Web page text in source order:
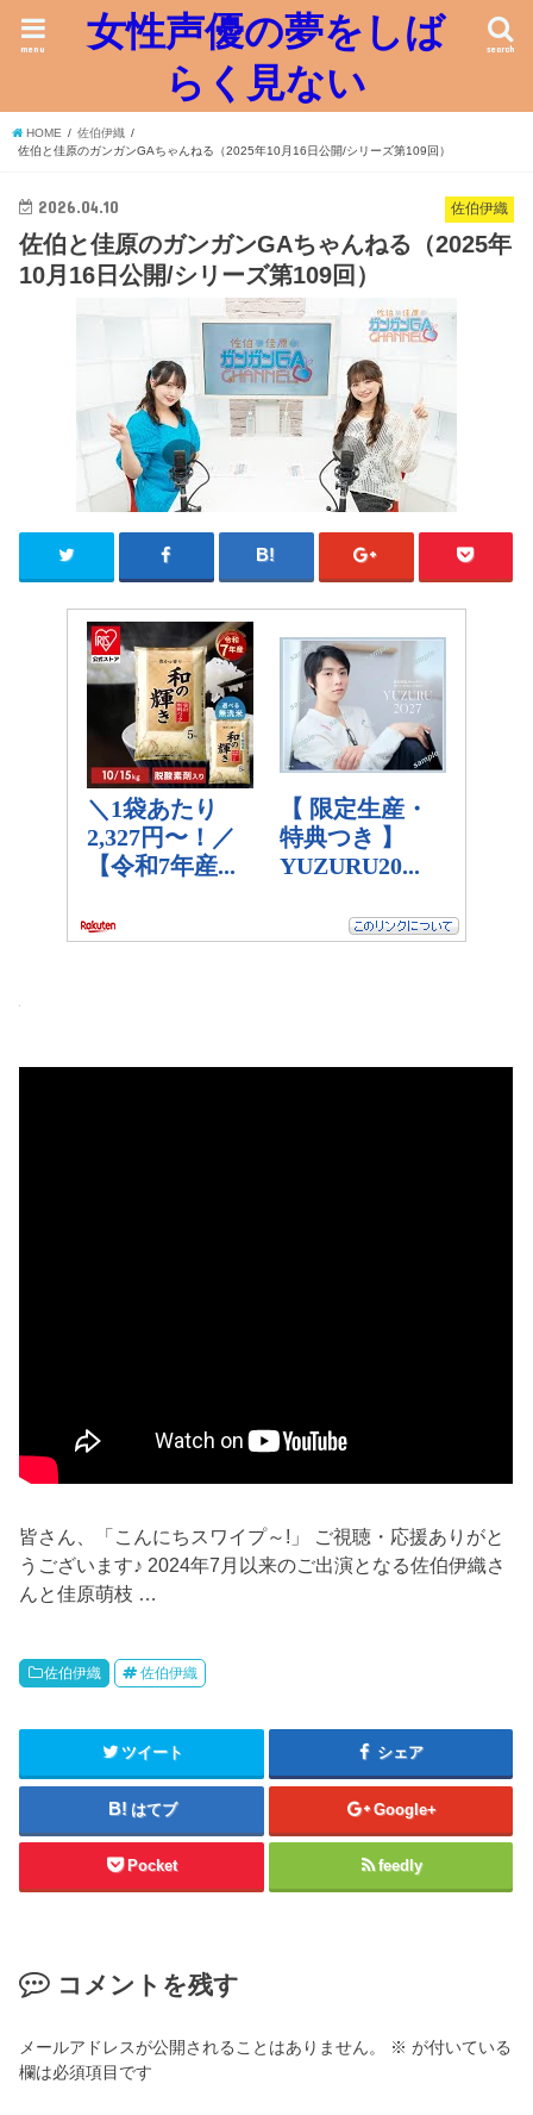
女性声優の夢をしば
らく見ない
search
menu
HOME
佐伯伊織
佐伯と佳原のガンガンGAちゃんねる（2025年10月16日公開/シリーズ第109回）
佐伯伊織
2026.04.10
佐伯と佳原のガンガンGAちゃんねる（2025年
10月16日公開/シリーズ第109回）
皆さん、「こんにちスワイプ～!」 ご視聴・応援ありがと
うございます♪ 2024年7月以来のご出演となる佐伯伊織さ
んと佳原萌枝 …
佐伯伊織 佐伯伊織
ツイート シェア
はてブ Google+
Pocket feedly
コメントを残す
メールアドレスが公開されることはありません。 ※ が付いている
欄は必須項目です